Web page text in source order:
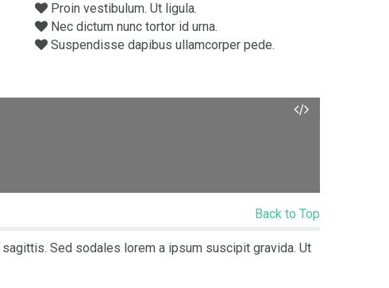
Proin vestibulum. Ut ligula.
Nec dictum nunc tortor id urna.
Suspendisse dapibus ullamcorper pede.
Back to Top
Sed sodales lorem a ipsum suscipit gravida. Ut